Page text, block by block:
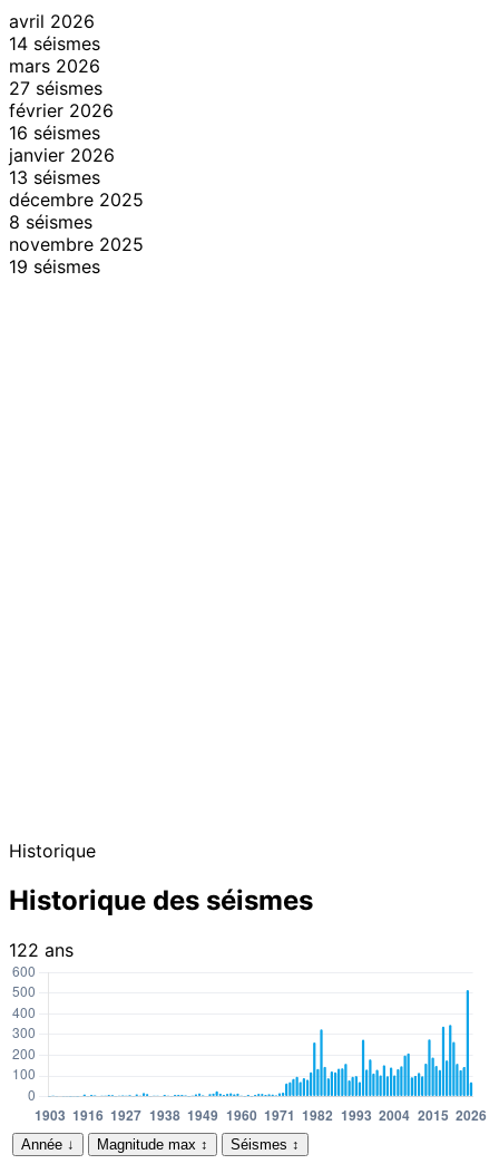
avril 2026
14 séismes
mars 2026
27 séismes
février 2026
16 séismes
janvier 2026
13 séismes
décembre 2025
8 séismes
novembre 2025
19 séismes
Historique
Historique des séismes
122 ans
Année ↓ Magnitude max ↕ Séismes ↕